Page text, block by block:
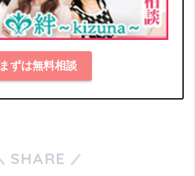
まずは無料相談
SHARE